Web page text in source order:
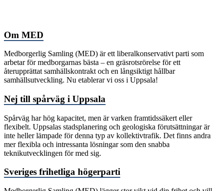
Om MED
Medborgerlig Samling (MED) är ett liberalkonservativt parti som
arbetar för medborgarnas bästa – en gräsrotsrörelse för ett
återupprättat samhällskontrakt och en långsiktigt hållbar
samhällsutveckling. Nu etablerar vi oss i Uppsala!
Nej till spårväg i Uppsala
Spårväg har hög kapacitet, men är varken framtidssäkert eller
flexibelt. Uppsalas stadsplanering och geologiska förutsättningar är
inte heller lämpade för denna typ av kollektivtrafik. Det finns andra
mer flexibla och intressanta lösningar som den snabba
teknikutvecklingen för med sig.
Sveriges frihetliga högerparti